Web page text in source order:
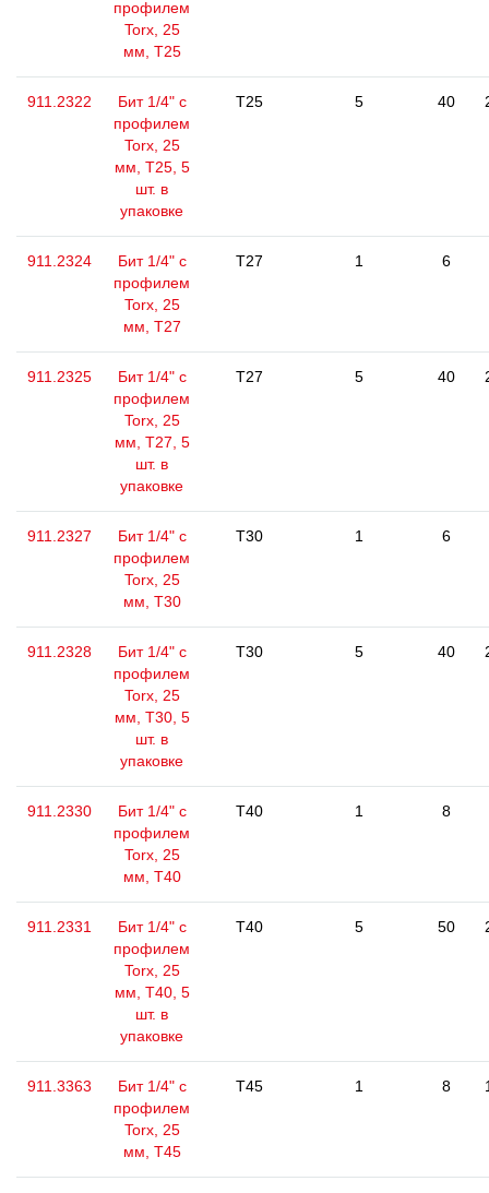
профилем
Torx, 25
мм, Т25
911.2322
Бит 1/4" с
профилем
Torx, 25
мм, Т25, 5
шт. в
упаковке
T25 5 40
911.2324
Бит 1/4" с
профилем
Torx, 25
мм, Т27
T27 1 6
911.2325
Бит 1/4" с
профилем
Torx, 25
мм, Т27, 5
шт. в
упаковке
T27 5 40
911.2327
Бит 1/4" с
профилем
Torx, 25
мм, Т30
T30 1 6
911.2328
Бит 1/4" с
профилем
Torx, 25
мм, Т30, 5
шт. в
упаковке
T30 5 40
911.2330
Бит 1/4" с
профилем
Torx, 25
мм, Т40
T40 1 8
911.2331
Бит 1/4" с
профилем
Torx, 25
мм, Т40, 5
шт. в
упаковке
T40 5 50
911.3363
Бит 1/4" с
профилем
Torx, 25
мм, Т45
T45 1 8